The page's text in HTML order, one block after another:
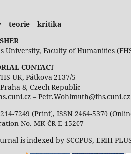
– teorie – kritika
University, Faculty of Humanities
CONTACT
UK, Pátkova 2137/5
8, Czech Republic
– Petr.Wohlmuth@fhs.cuni.cz
7249 (Print), ISSN 2464-5370
No. MK ČR E 15207
is indexed by SCOPUS, ERIH